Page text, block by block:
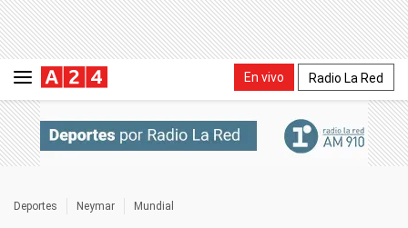
En vivo Radio La Red
Deportes Neymar Mundial